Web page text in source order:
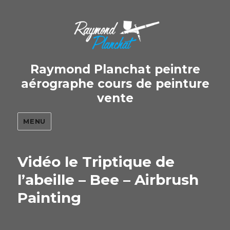
Raymond Planchat peintre
aérographe cours de peinture
vente
MENU
Vidéo le Triptique de
l’abeille – Bee – Airbrush
Painting